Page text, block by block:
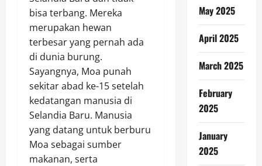
bisa terbang. Mereka
merupakan hewan
terbesar yang pernah ada
di dunia burung.
Sayangnya, Moa punah
sekitar abad ke-15 setelah
kedatangan manusia di
Selandia Baru. Manusia
yang datang untuk berburu
Moa sebagai sumber
makanan, serta
May 2025
April 2025
March 2025
February
2025
January
2025